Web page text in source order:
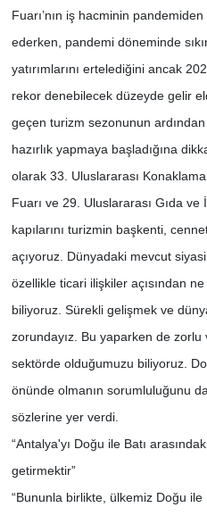
Fuarı’nın iş hacminin pandemiden
ederken, pandemi döneminde
yatırımlarını ertelediğini ancak
rekor denebilecek düzeyde gelir
geçen turizm sezonunun
hazırlık yapmaya başladığına
olarak 33. Uluslararası
Fuarı ve 29. Uluslararası Gıda ve
kapılarını turizmin başkenti,
açıyoruz. Dünyadaki mevcut
özellikle ticari ilişkiler açısından
biliyoruz. Sürekli gelişmek ve
zorundayız. Bu yaparken de zorlu
sektörde olduğumuzu biliyoruz.
önünde olmanın sorumluluğunu da
sözlerine yer verdi.
“Antalya'yı Doğu ile Batı
getirmektir”
“Bununla birlikte, ülkemiz Doğu